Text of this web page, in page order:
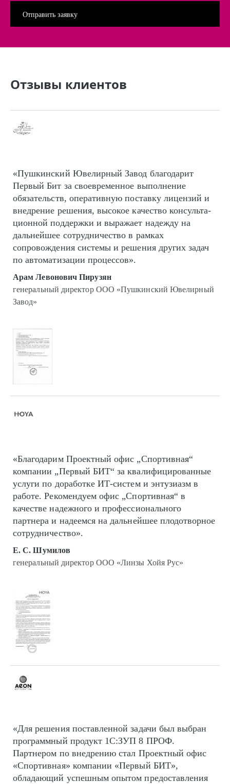
Отзывы клиентов
«Пушкинский Ювелирный Завод благодарит
Первый Бит за своевременное выполнение
обязательств, оперативную поставку лицензий и
внедрение решения, высокое качество кон­суль­та­
цион­ной поддержки и выражает надежду на
дальнейшее сотрудничество в рамках
сопровождения системы и решения других задач
по автоматизации процессов».
Арам Левонович Пирузян
генеральный директор ООО «Пушкинский Ювелирный
Завод»
«Благодарим Проектный офис „Спортивная“
компании „Первый БИТ“ за квалифицированные
услуги по доработке ИТ-систем и энтузиазм в
работе. Рекомендуем офис „Спортивная“ в
качестве надежного и профессионального
партнера и надеемся на дальнейшее плодотворное
сотрудничество».
Е. С. Шумилов
генеральный директор ООО «Линзы Хойя Рус»
«Для решения поставленной задачи был выбран
программный продукт 1С:ЗУП 8 ПРОФ.
Партнером по внедрению стал Проектный офис
«Спортивная» компании «Первый БИТ»,
обладающий успешным опытом предоставления